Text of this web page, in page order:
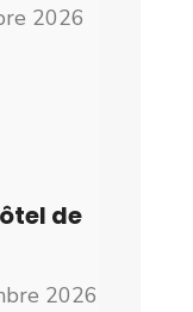
2026
de
2026